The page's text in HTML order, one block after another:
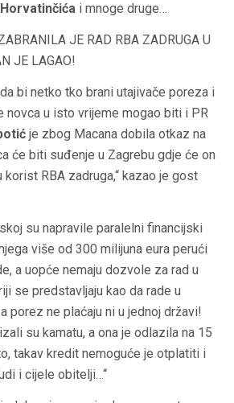
i mnoge druge…
JE RAD RBA ZADRUGA U
JE LAGAO!
bi netko tko brani utajivače poreza i
novca u isto vrijeme mogao biti i PR
je zbog Macana dobila otkaz na
će biti suđenje u Zagrebu gdje će on
RBA zadruga,“ kazao je gost
su napravile paralelni financijski
više od 300 milijuna eura perući
a uopće nemaju dozvole za rad u
se predstavljaju kao da rade u
porez ne plaćaju ni u jednoj državi!
su kamatu, a ona je odlazila na 15
takav kredit nemoguće je otplatiti i
i cijele obitelji…“